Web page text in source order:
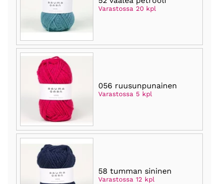
Varastossa 20 kpl
056 ruusunpunainen
Varastossa 5 kpl
58 tumman sininen
Varastossa 12 kpl